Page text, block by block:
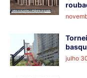
julho